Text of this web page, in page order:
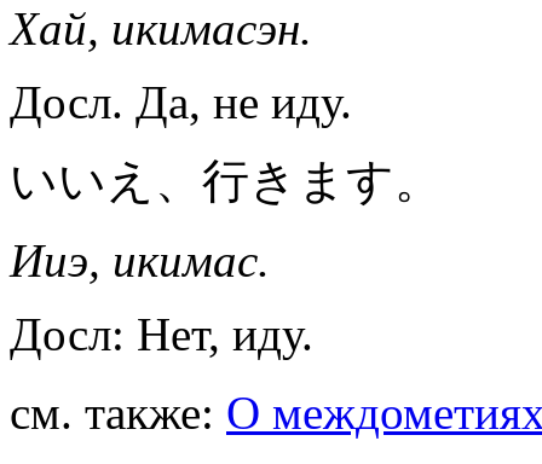
Хай, икимасэн.
Досл. Да, не иду.
いいえ、行きます。
Ииэ, икимас.
Досл: Нет, иду.
см. также: О